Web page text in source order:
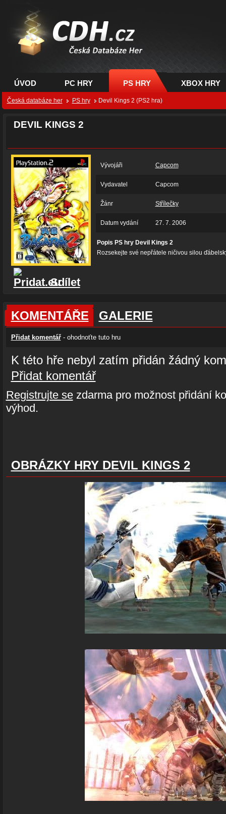
CDH.cz - hry na PC,
PS, XBOX - Česká
databáze her
ÚVOD PC HRY PS HRY XBOX HRY
Česká databáze her PS hry Devil Kings 2 (PS2 hra)
DEVIL KINGS 2
Vývojáři Capcom
Vydavatel Capcom
Žánr Střílečky
Datum vydání 27. 7. 2006
Popis PS hry Devil Kings 2
Rozsekejte své nepřátele ničivou silou
Sdílet
KOMENTÁŘE GALERIE
Přidat komentář- ohodnoťte tuto hru
K této hře nebyl zatím přidán žádný
Přidat komentář
Registrujte sezdarma pro možnost přidání
výhod.
OBRÁZKY HRY DEVIL KINGS 2